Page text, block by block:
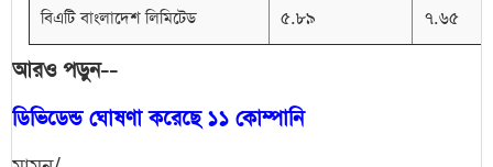
বিএটি বাংলাদেশ লিমিটেড ৫.৮৯ ৭.৬৫
আরও পড়ুন--
ডিভিডেন্ড ঘোষণা করেছে ১১ কোম্পানি